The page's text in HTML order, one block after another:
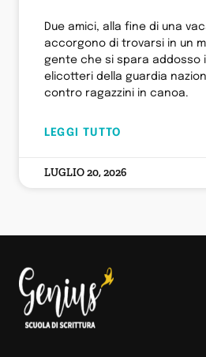
Due amici, alla fine di una
accorgono di trovarsi in un
gente che si spara addosso
elicotteri della guardia
contro ragazzini in canoa.
LEGGI TUTTO
LUGLIO 20, 2026